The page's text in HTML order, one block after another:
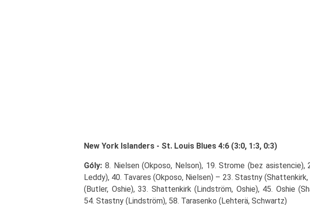
New York Islanders - St. Louis Blues 4:6 (3:0, 1:3, 0:3)
Góly: 8. Nielsen (Okposo, Nelson), 19. Strome (bez asistencie),
Leddy), 40. Tavares (Okposo, Nielsen) – 23. Stastny (Shattenkirk,
(Butler, Oshie), 33. Shattenkirk (Lindström, Oshie), 45. Oshie
54. Stastny (Lindström), 58. Tarasenko (Lehterä, Schwartz)